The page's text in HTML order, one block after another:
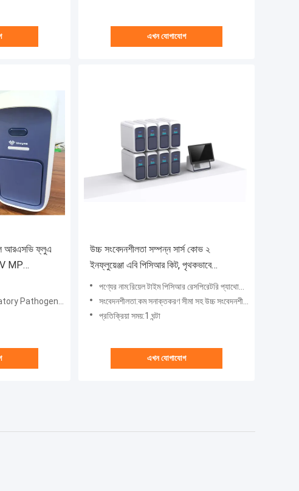
এখন যোগাযোগ
আরএসভি ফ্লুএ
MP
Pathogen PaneL
উচ্চ সংবেদনশীলতা সম্পন্ন সার্স কোভ ২
ইনফ্লুয়েঞ্জা এবি পিসিআর কিট, পৃথকভাবে
প্যাকেজকৃত রাসায়নিক রিএজেন্ট
পণ্যের নাম:রিয়েল টাইম পিসিআর রেসপিরেটরি প্যাথোজেন ডিটেকশন সিস্টেম
সংবেদনশীলতা:কম সনাক্তকরণ সীমা সহ উচ্চ সংবেদনশীলতা
প্রতিক্রিয়া সময়:1 ঘন্টা
এখন যোগাযোগ